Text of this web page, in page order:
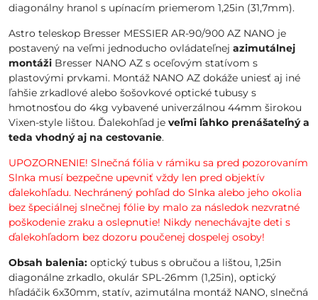
diagonálny hranol s upínacím priemerom 1,25in (31,7mm).
Astro teleskop Bresser MESSIER AR-90/900 AZ NANO je
postavený na veľmi jednoducho ovládateľnej azimutálnej
montáži Bresser NANO AZ s oceľovým statívom s
plastovými prvkami. Montáž NANO AZ dokáže uniesť aj iné
ľahšie zrkadlové alebo šošovkové optické tubusy s
hmotnosťou do 4kg vybavené univerzálnou 44mm širokou
Vixen-style lištou. Ďalekohľad je veľmi ľahko prenášateľný a
teda vhodný aj na cestovanie.
UPOZORNENIE! Slnečná fólia v rámiku sa pred pozorovaním
Slnka musí bezpečne upevniť vždy len pred objektív
ďalekohľadu. Nechránený pohľad do Slnka alebo jeho okolia
bez špeciálnej slnečnej fólie by malo za následok nezvratné
poškodenie zraku a oslepnutie! Nikdy nenechávajte deti s
ďalekohľadom bez dozoru poučenej dospelej osoby!
Obsah balenia: optický tubus s obručou a lištou, 1,25in
diagonálne zrkadlo, okulár SPL-26mm (1,25in), optický
hľadáčik 6x30mm, statív, azimutálna montáž NANO, slnečná